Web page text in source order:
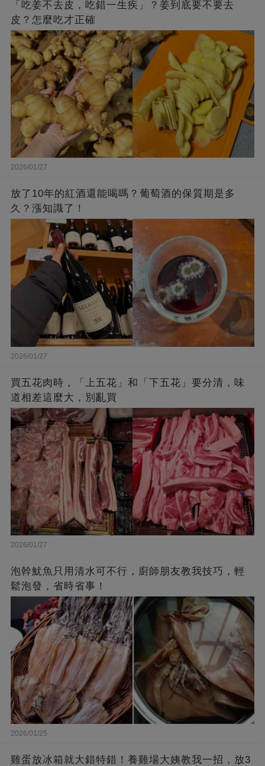
「吃姜不去皮，吃錯一生疾」？姜到底要不要去
皮？怎麼吃才正確
2026/01/27
放了10年的紅酒還能喝嗎？葡萄酒的保質期是多
久？漲知識了！
2026/01/27
買五花肉時，「上五花」和「下五花」要分清，味
道相差這麼大，別亂買
2026/01/27
泡幹魷魚只用清水可不行，廚師朋友教我技巧，輕
鬆泡發，省時省事！
2026/01/25
雞蛋放冰箱就大錯特錯！養雞場大姨教我一招，放3